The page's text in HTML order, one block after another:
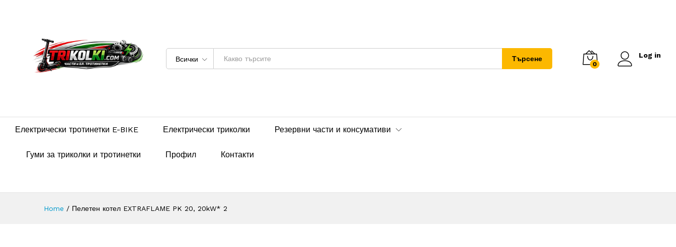
Всички Търсене
0
Log in
Електрически тротинетки E-BIKE Електрически триколки Резервни части и консумативи
Гуми за триколки и тротинетки Профил Контакти
Home / Пелетен котел EXTRAFLAME PK 20, 20kW* 2